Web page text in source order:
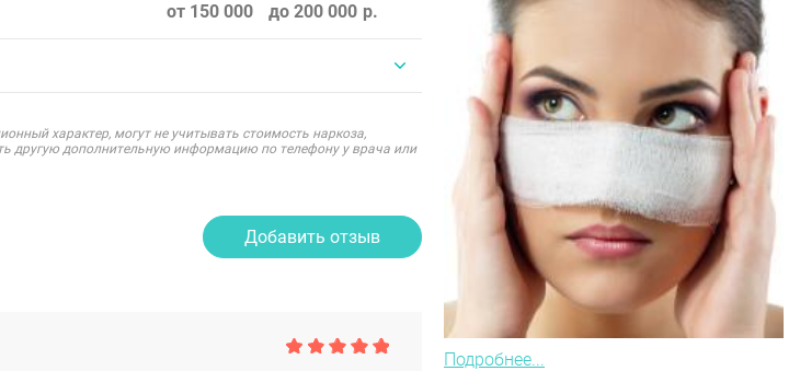
от 150 000 до 200 000
характер, могут не учитывать стоимость наркоза,
другую дополнительную информацию по телефону у врача или
Добавить отзыв
Подробнее...